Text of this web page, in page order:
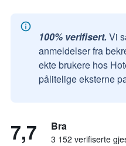
100% verifisert. Vi
anmeldelser fra
ekte brukere hos
pålitelige eksterne
7,7 Bra
3 152 verifiserte